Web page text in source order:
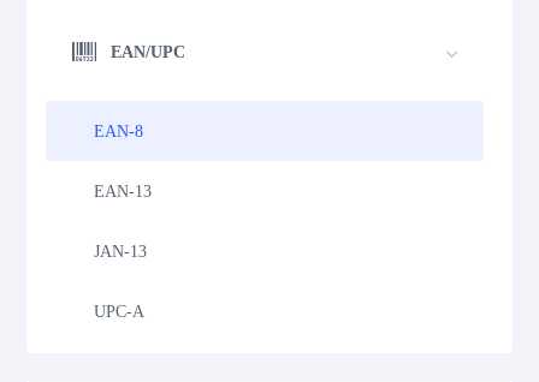
EAN/UPC
EAN-8
EAN-13
JAN-13
UPC-A